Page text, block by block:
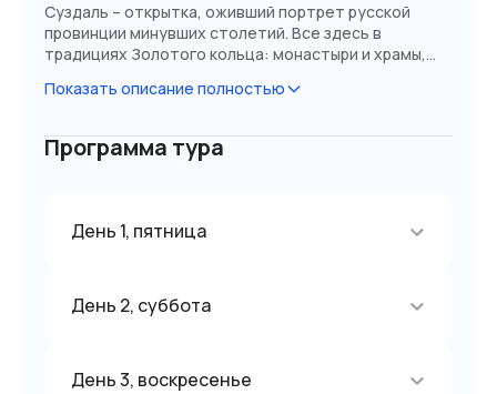
Суздаль – открытка, оживший портрет русской
провинции минувших столетий. Все здесь в
традициях Золотого кольца: монастыри и храмы,
казаться, что календарь нагло врет, а время
Показать описание полностью
Программа тура
День 1, пятница
День 2, суббота
День 3, воскресенье